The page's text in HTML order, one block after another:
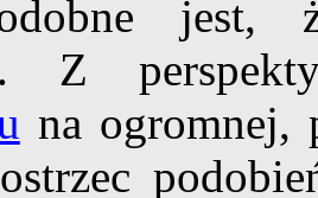
Z
na ogromnej,